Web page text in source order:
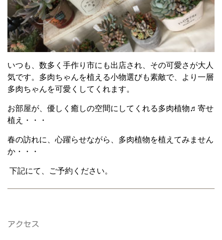
いつも、数多く手作り市にも出店され、その可愛さが大人
気です。多肉ちゃんを植える小物選びも素敵で、より一層
多肉ちゃんを可愛くしてくれます。
お部屋が、優しく癒しの空間にしてくれる多肉植物♬寄せ
植え・・・
春の訪れに、心躍らせながら、多肉植物を植えてみません
か・・・
下記にて、ご予約ください。
アクセス